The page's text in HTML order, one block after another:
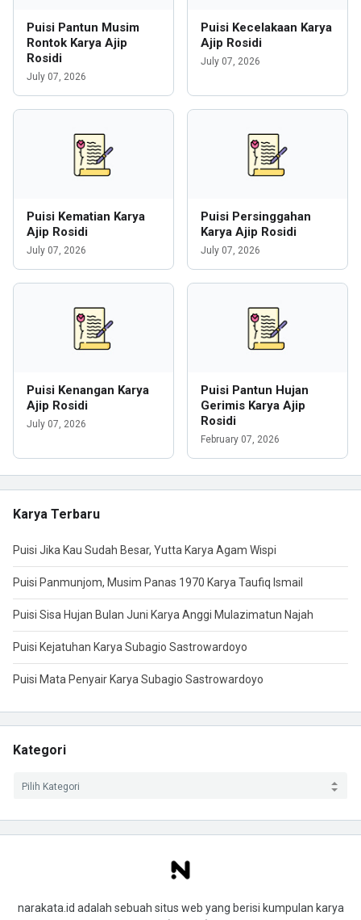
Puisi Pantun Musim
Rontok Karya Ajip
Rosidi
July 07, 2026
Puisi Kecelakaan Karya
Ajip Rosidi
July 07, 2026
Puisi Kematian Karya
Ajip Rosidi
July 07, 2026
Puisi Persinggahan
Karya Ajip Rosidi
July 07, 2026
Puisi Kenangan Karya
Ajip Rosidi
July 07, 2026
Puisi Pantun Hujan
Gerimis Karya Ajip
Rosidi
February 07, 2026
Karya Terbaru
Puisi Jika Kau Sudah Besar, Yutta Karya Agam Wispi
Puisi Panmunjom, Musim Panas 1970 Karya Taufiq Ismail
Puisi Sisa Hujan Bulan Juni Karya Anggi Mulazimatun Najah
Puisi Kejatuhan Karya Subagio Sastrowardoyo
Puisi Mata Penyair Karya Subagio Sastrowardoyo
Kategori
narakata.id adalah sebuah situs web yang berisi kumpulan karya